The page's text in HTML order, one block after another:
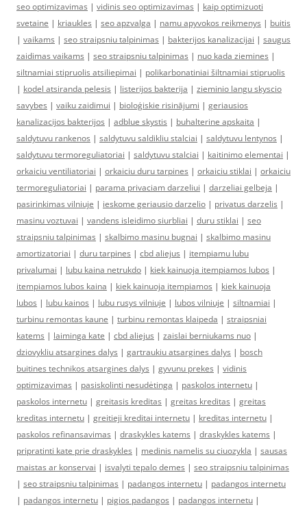
seo optimizavimas | vidinis seo optimizavimas | kaip optimizuoti
svetaine | kriaukles | seo apzvalga | namu apyvokos reikmenys | buitis
| vaikams | seo straipsniu talpinimas | bakterijos kanalizacijai | saugus
zaidimas vaikams | seo straipsniu talpinimas | nuo kada ziemines |
siltnamiai stipruolis atsiliepimai | polikarbonatiniai šiltnamiai stipruolis
| kodel atsiranda pelesis | listerijos bakterija | zieminio langu skyscio
savybes | vaiku zaidimui | bioloģiskie risinājumi | geriausios
kanalizacijos bakterijos | adblue skystis | buhalterine apskaita |
saldytuvu rankenos | saldytuvu saldikliu stalciai | saldytuvu lentynos |
saldytuvu termoreguliatoriai | saldytuvu stalciai | kaitinimo elementai |
orkaiciu ventiliatoriai | orkaiciu duru tarpines | orkaiciu stiklai | orkaiciu
termoreguliatoriai | parama privaciam darzeliui | darzeliai gelbeja |
pasirinkimas vilniuje | ieskome geriausio darzelio | privatus darzelis |
masinu voztuvai | vandens isleidimo siurbliai | duru stiklai | seo
straipsniu talpinimas | skalbimo masinu bugnai | skalbimo masinu
amortizatoriai | duru tarpines | cbd aliejus | itempiamu lubu
privalumai | lubu kaina netrukdo | kiek kainuoja itempiamos lubos |
itempiamos lubos kaina | kiek kainuoja itempiamos | kiek kainuoja
lubos | lubu kainos | lubu rusys vilniuje | lubos vilniuje | siltnamiai |
turbinu remontas kaune | turbinu remontas klaipeda | straipsniai
katems | laiminga kate | cbd aliejus | zaislai berniukams nuo |
dziovykliu atsargines dalys | gartraukiu atsargines dalys | bosch
buitines technikos atsargines dalys | gyvunu prekes | vidinis
optimizavimas | pasiskolinti nesudėtinga | paskolos internetu |
paskolos internetu | greitasis kreditas | greitas kreditas | greitas
kreditas internetu | greitieji kreditai internetu | kreditas internetu |
paskolos refinansavimas | draskykles katems | draskykles katems |
pripratinti kate prie draskykles | medinis namelis su ciuozykla | sausas
maistas ar konservai | isvalyti tepalo demes | seo straipsniu talpinimas
| seo straipsniu talpinimas | padangos internetu | padangos internetu
| padangos internetu | pigios padangos | padangos internetu |